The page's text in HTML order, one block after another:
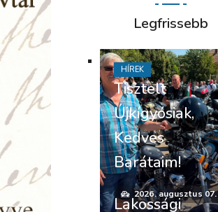
Legfrissebb
Tisztelt
Újkígyósiak,
Kedves
Barátaim!
2026. augusztus 07.
HÍREK
Lakossági